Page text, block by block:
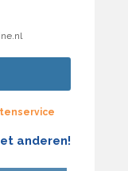
anderen!